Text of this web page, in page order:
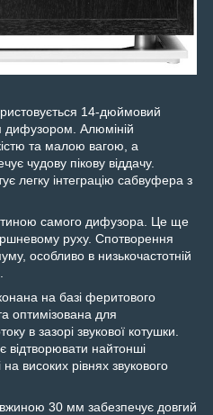
14-дюймовий
дифузором. Алюміній
та малою вагою, а
чудову пікову віддачу.
легку інтеграцію сабвуфера з
самого дифузора. Це ще
руху. Спотворення
особливо в низькочастотній
на базі феритового
оптимізована для
в зазорі звукової котушки.
відтворювати найтонші
на високих рівнях звукового
30 мм забезпечує довгий